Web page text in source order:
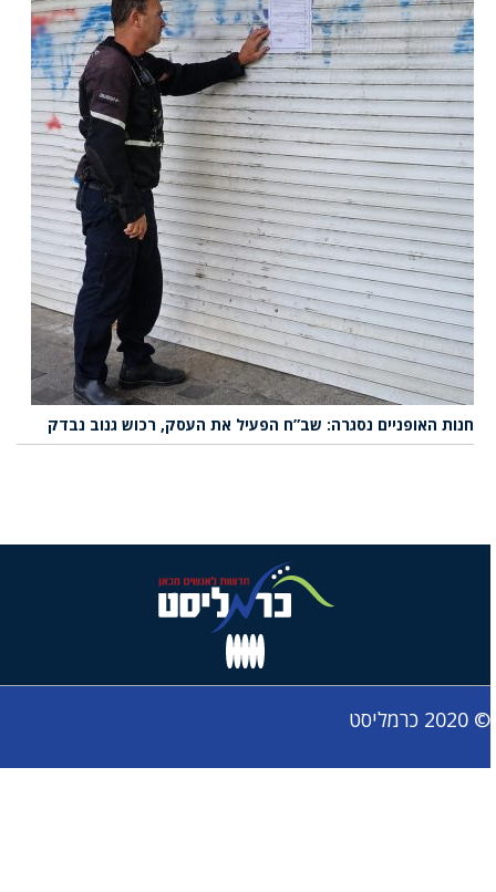
חנות האופניים נסגרה: שב”ח הפעיל את העסק, רכוש גנוב נבדק
© 2020 כרמליסט